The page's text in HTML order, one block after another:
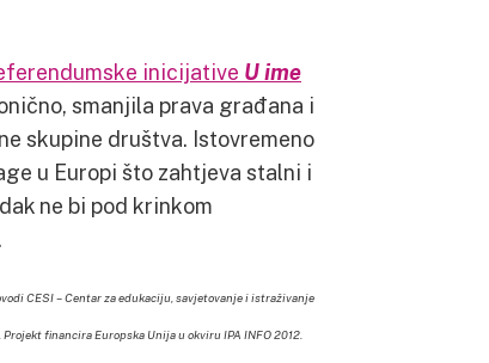
inicijative U ime
smanjila prava građana i
skupine društva. Istovremeno
u Europi što zahtjeva stalni i
ne bi pod krinkom
CESI – Centar za edukaciju, savjetovanje i istraživanje
financira Europska Unija u okviru IPA INFO 2012.